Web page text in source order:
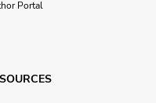
Portal